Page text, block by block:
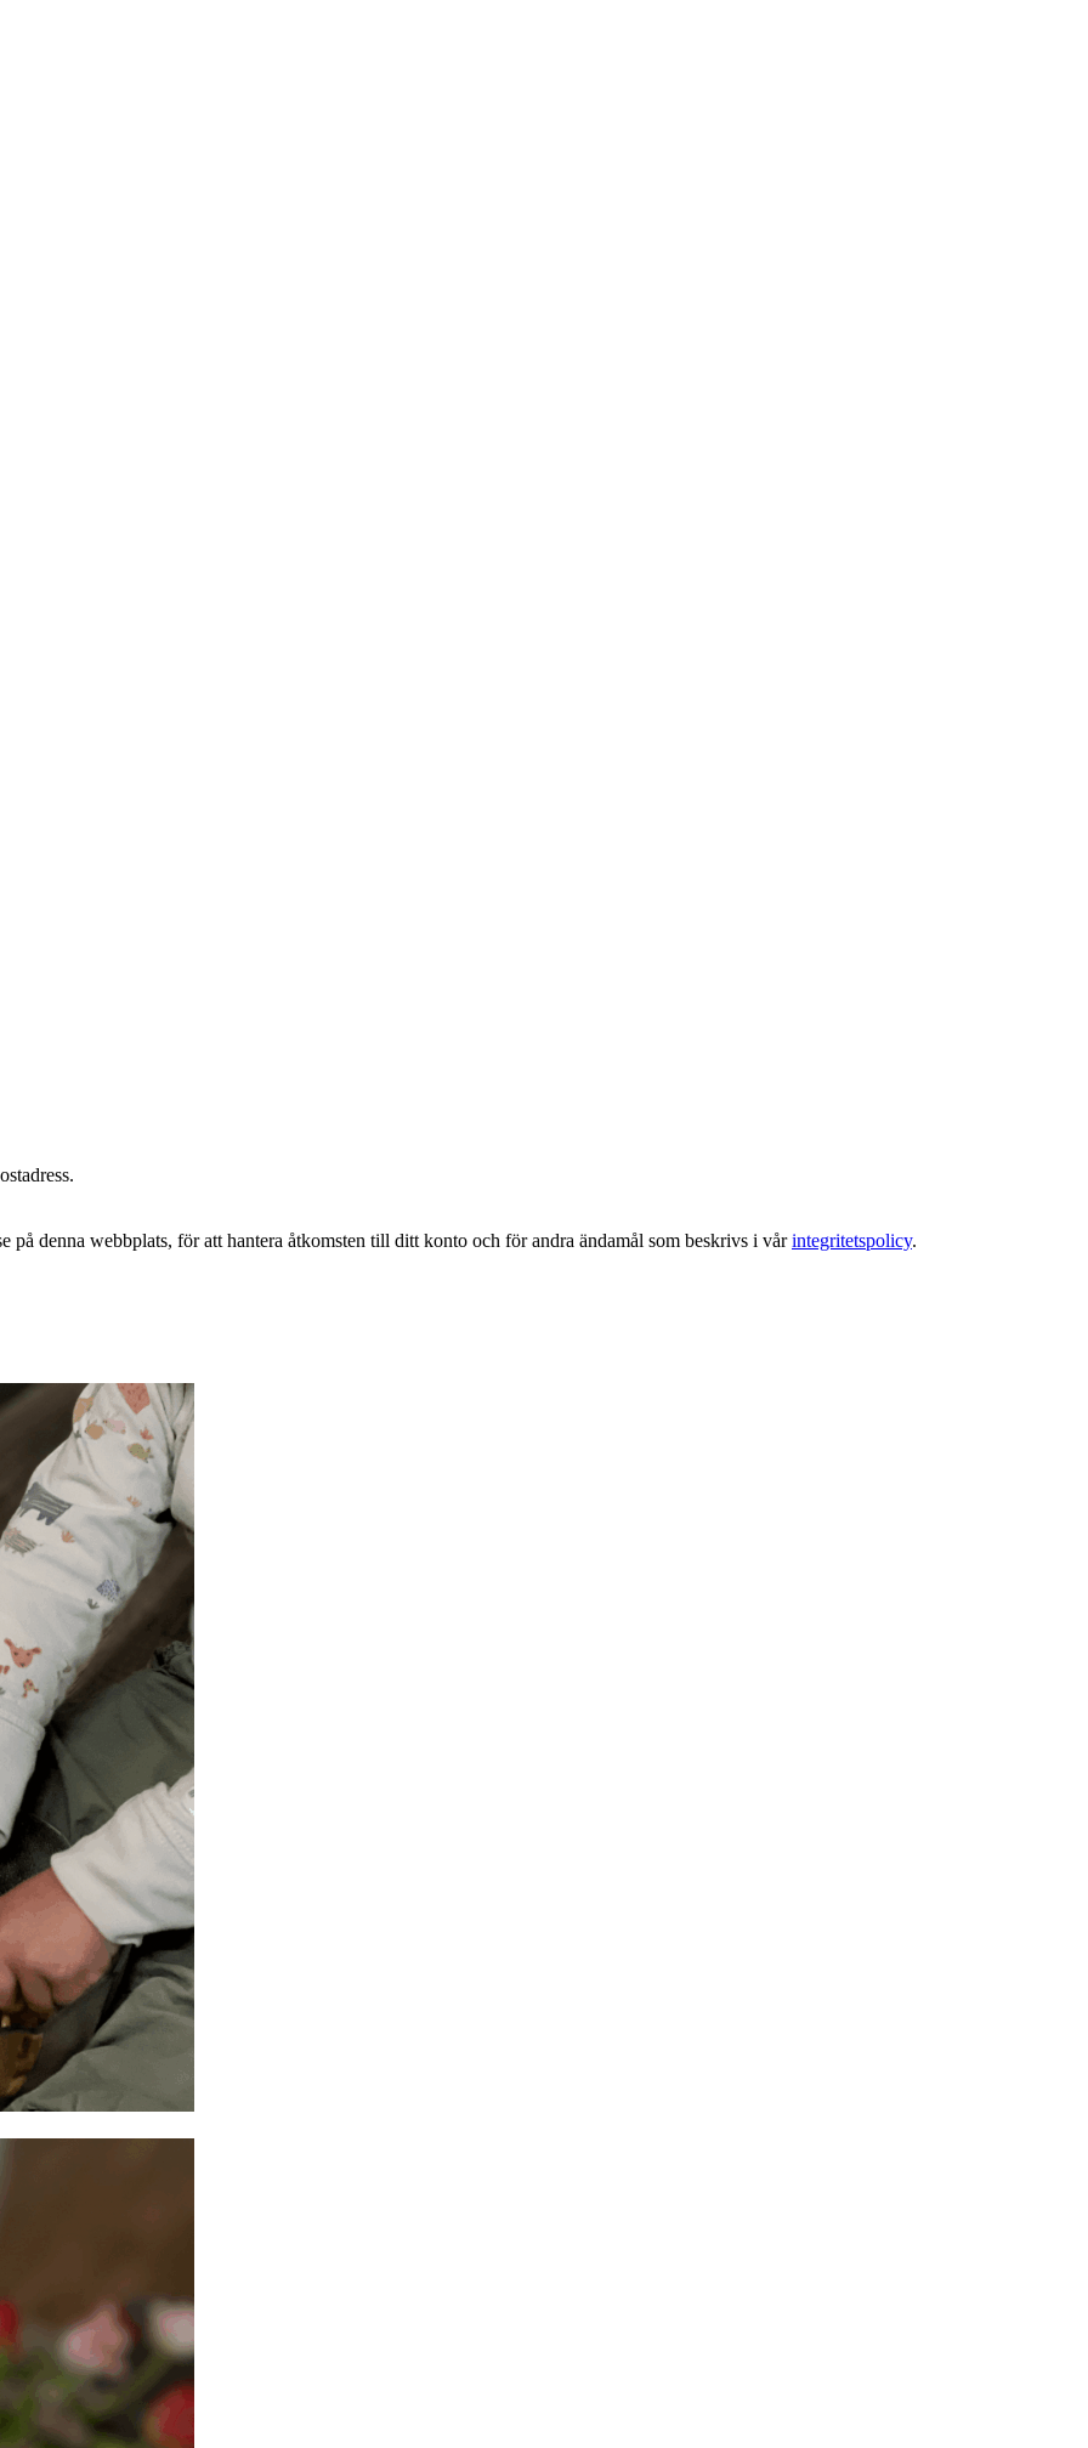
denna webbplats, för att hantera åtkomsten till ditt konto och för andra ändamål som beskrivs i vårintegritetspolicy.